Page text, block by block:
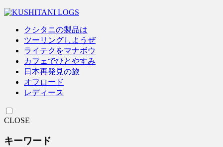
クシタニの製品は
ツーリングしようぜ
ライテクをマナボウ
カフェでひとやすみ
日本再発見の旅
オフロード
レディース
CLOSE
キーワード